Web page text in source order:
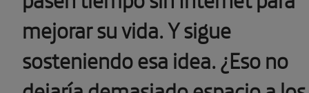
mejorar su vida. Y sigue
sosteniendo esa idea. ¿Eso no